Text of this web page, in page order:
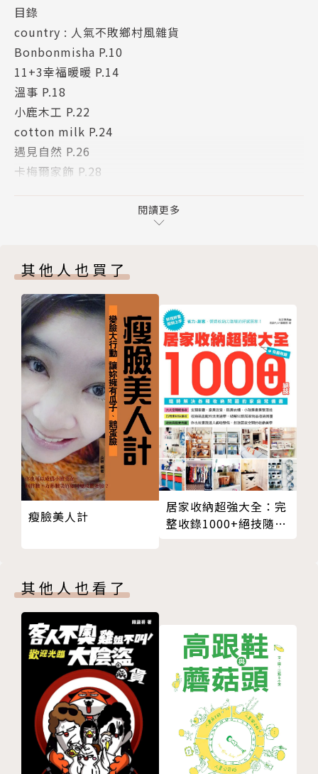
雜貨、學佈置、看設計、享生活，是隨時都可以出發的
雜貨小旅行！
目錄
country : 人氣不敗鄉村風雜貨
Bonbonmisha P.10
11+3幸福暖暖 P.14
溫事 P.18
小鹿木工 P.22
cotton milk P.24
遇見自然 P.26
卡梅爾家飾 P.28
駅前雜貨 P.40
Sew Q P.42
小松果zakka P.44
巧的二舖 P.46
私藏佈屋 P.48
小樹苗生活雜貨 P.50
珍的鄉村部屋 P.52
鄉村童話 P.54
zakka m's P.56
安堤卡家飾 P.58
米拉花園Le Jardin de Mila P.60
布田手作 P.64
三個朋友 P.66
棉麻屋P.74
衛屋 P.78
木子到森工作室 P.82
blah blah blah P.84
figure21手工包房 P.88
zakka zoo 一店 P.92
zakka zoo 二店 P.94
現在夢中制造工所 P.96
SI'ENNA革手作 P.100
小花花手作雜貨店．小餅干與小兔子茶店 P.102
閱讀更多
其他人也買了
瘦臉美人計
居家收納超強大全：完
整收錄1000+絕技隨時
其他人也看了